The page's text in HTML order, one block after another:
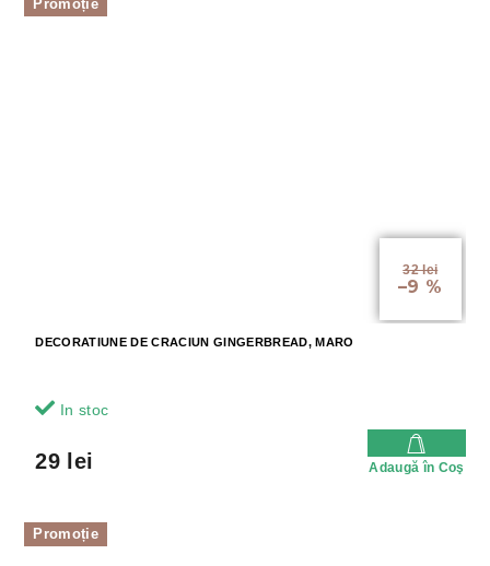
Promoție
32 lei
–9 %
DECORATIUNE DE CRACIUN GINGERBREAD, MARO
In stoc
29 lei Adaugă în Coş
Promoție